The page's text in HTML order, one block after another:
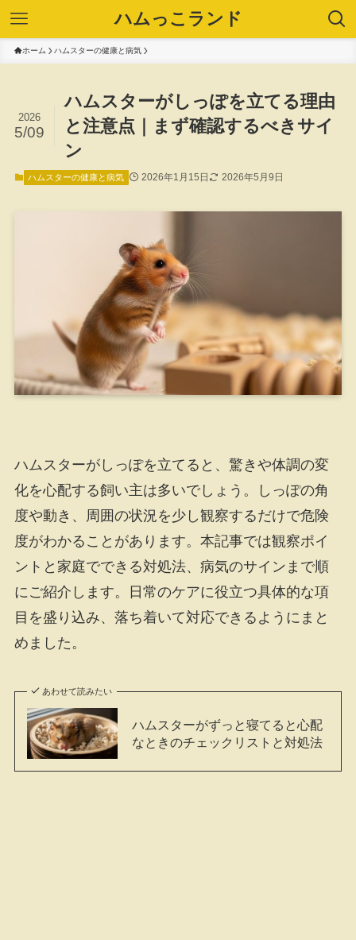
ハムっこランド
ホーム ハムスターの健康と病気
ハムスターがしっぽを立てる理由
と注意点｜まず確認するべきサイ
ン
2026
5/09
ハムスターの健康と病気 2026年1月15日 2026年5月9日
ハムスターがしっぽを立てると、驚きや体調の変
化を心配する飼い主は多いでしょう。しっぽの角
度や動き、周囲の状況を少し観察するだけで危険
度がわかることがあります。本記事では観察ポイ
ントと家庭でできる対処法、病気のサインまで順
にご紹介します。日常のケアに役立つ具体的な項
目を盛り込み、落ち着いて対応できるようにまと
めました。
あわせて読みたい
ハムスターがずっと寝てると心配
なときのチェックリストと対処法